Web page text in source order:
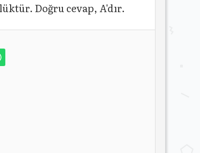
Doğru cevap, A'dır.